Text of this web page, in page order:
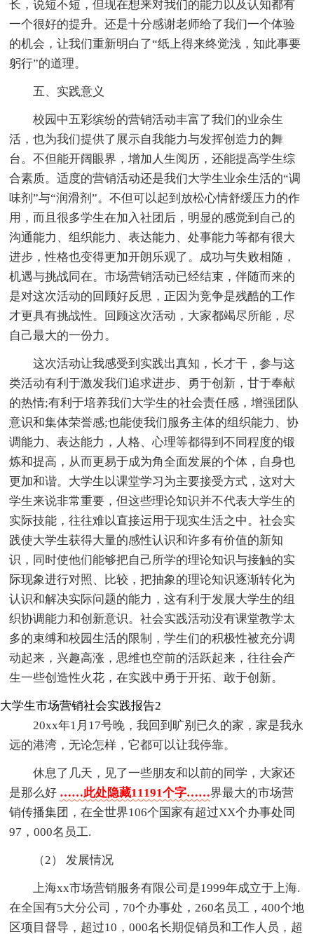
长，说短不短，但现在想来对我们的能力以及认知都有
一个很好的提升。还是十分感谢老师给了我们一个体验
的机会，让我们重新明白了“纸上得来终觉浅，知此事要
躬行”的道理。
五、实践意义
校园中五彩缤纷的营销活动丰富了我们的业余生
活，也为我们提供了展示自我能力与发挥创造力的舞
台。不但能开阔眼界，增加人生阅历，还能提高学生综
合素质。适度的营销活动还是我们大学生业余生活的“调
味剂”与“润滑剂”。不但可以起到放松心情舒缓压力的作
用，而且很多学生在加入社团后，明显的感觉到自己的
沟通能力、组织能力、表达能力、处事能力等都有很大
进步，性格也变得更加开朗乐观了。成功与失败相随，
机遇与挑战同在。市场营销活动已经结束，伴随而来的
是对这次活动的回顾好反思，正因为竞争是残酷的工作
才更具有挑战性。回顾这次活动，大家都竭尽所能，尽
自己最大的一份力。
这次活动让我感受到实践出真知，长才干，参与这
类活动有利于激发我们追求进步、勇于创新，甘于奉献
的热情;有利于培养我们大学生的社会责任感，增强团队
意识和集体荣誉感;也能使我们服务主体的组织能力、协
调能力、表达能力，人格、心理等都得到不同程度的锻
炼和提高，从而更易于成为角全面发展的个体，自身也
更加和谐。大学生以课堂学习为主要接受方式，这对大
学生来说非常重要，但这些理论知识并不代表大学生的
实际技能，往往难以直接运用于现实生活之中。社会实
践使大学生获得大量的感性认识和许多有价值的新知
识，同时使他们能够把自己所学的理论知识与接触的实
际现象进行对照、比较，把抽象的理论知识逐渐转化为
认识和解决实际问题的能力，这有利于发展大学生的组
织协调能力和创新意识。社会实践活动没有课堂教学太
多的束缚和校园生活的限制，学生们的积极性被充分调
动起来，兴趣高涨，思维也空前的活跃起来，往往会产
生一些创造性火花，在实践中勇于开拓、敢于创新。
大学生市场营销社会实践报告2
20xx年1月17号晚，我回到旷别已久的家，家是我永
远的港湾，无论怎样，它都可以让我停靠。
休息了几天，见了一些朋友和以前的同学，大家还
是那么好 ……此处隐藏11191个字……界最大的市场营
销传播集团，在全世界106个国家有超过XX个办事处同
97，000名员工.
（2） 发展情况
上海xx市场营销服务有限公司是1999年成立于上海.
在全国有5大分公司，70个办事处，260名员工，400个地
区项目督导，超过10，000名长期促销员和工作人员，超